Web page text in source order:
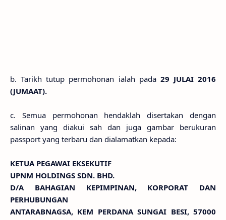
b. Tarikh tutup permohonan ialah pada 29 JULAI 2016
(JUMAAT).
c. Semua permohonan hendaklah disertakan dengan
salinan yang diakui sah dan juga gambar berukuran
passport yang terbaru dan dialamatkan kepada:
KETUA PEGAWAI EKSEKUTIF
UPNM HOLDINGS SDN. BHD.
D/A BAHAGIAN KEPIMPINAN, KORPORAT DAN
PERHUBUNGAN
ANTARABNAGSA, KEM PERDANA SUNGAI BESI, 57000